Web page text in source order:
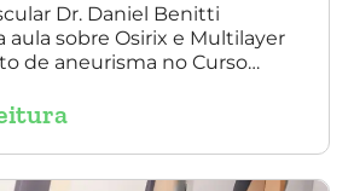
Dr. Daniel Benitti
sobre Osirix e Multilayer
de aneurisma no Curso
a todos os participantes
pelo convite!